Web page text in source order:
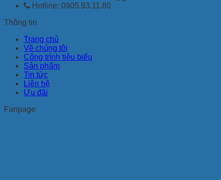
Hotline: 0905.93.11.80
Thông tin
Trang chủ
Về chúng tôi
Công trình tiêu biểu
Sản phẩm
Tin tức
Liên hệ
Ưu đãi
Fanpage